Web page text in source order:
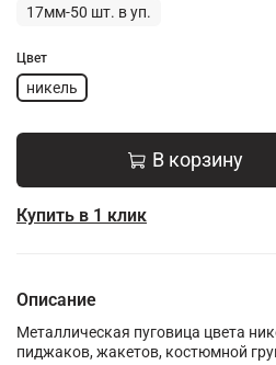
17мм-50 шт. в уп.
Цвет
никель
В корзину
Купить в 1 клик
Описание
Металлическая пуговица цвета
пиджаков, жакетов, костюмной